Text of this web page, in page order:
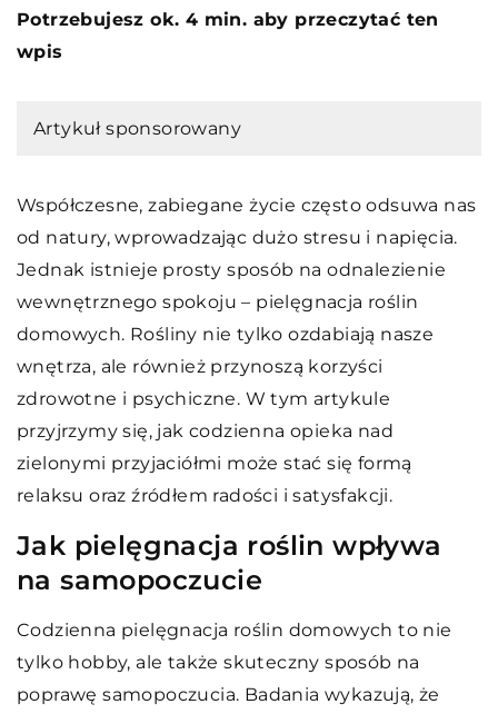
Potrzebujesz ok. 4 min. aby przeczytać ten
wpis
Artykuł sponsorowany
Współczesne, zabiegane życie często odsuwa nas
od natury, wprowadzając dużo stresu i napięcia.
Jednak istnieje prosty sposób na odnalezienie
wewnętrznego spokoju – pielęgnacja roślin
domowych. Rośliny nie tylko ozdabiają nasze
wnętrza, ale również przynoszą korzyści
zdrowotne i psychiczne. W tym artykule
przyjrzymy się, jak codzienna opieka nad
zielonymi przyjaciółmi może stać się formą
relaksu oraz źródłem radości i satysfakcji.
Jak pielęgnacja roślin wpływa
na samopoczucie
Codzienna pielęgnacja roślin domowych to nie
tylko hobby, ale także skuteczny sposób na
poprawę samopoczucia. Badania wykazują, że